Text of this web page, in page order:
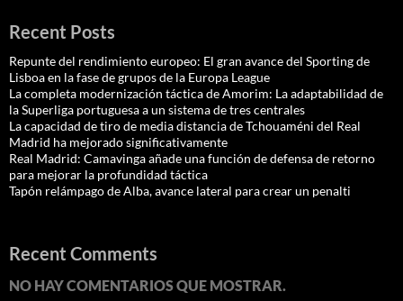
Recent Posts
Repunte del rendimiento europeo: El gran avance del Sporting de
Lisboa en la fase de grupos de la Europa League
La completa modernización táctica de Amorim: La adaptabilidad de
la Superliga portuguesa a un sistema de tres centrales
La capacidad de tiro de media distancia de Tchouaméni del Real
Madrid ha mejorado significativamente
Real Madrid: Camavinga añade una función de defensa de retorno
para mejorar la profundidad táctica
Tapón relámpago de Alba, avance lateral para crear un penalti
Recent Comments
NO HAY COMENTARIOS QUE MOSTRAR.